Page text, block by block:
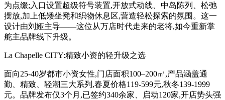
为点缀;入口设置超级符号装置,开放式动线、中岛陈列、松弛
摆放,加上低矮坐凳和织物休息区,营造轻松探索的氛围。这一
设计由刘娅主导——这位从万店时代走来的老将,如今重新掌
舵主品牌线下升级。
La Chapelle CITY:精致小资的轻升级之选
面向25-40岁都市小资女性,门店面积100–200㎡,产品涵盖通
勤、精致、轻潮三大系列,春夏价格119-599元,秋冬139-1999
元。品牌发布仅3个月,已签约340余家、启动120家,开店势头强